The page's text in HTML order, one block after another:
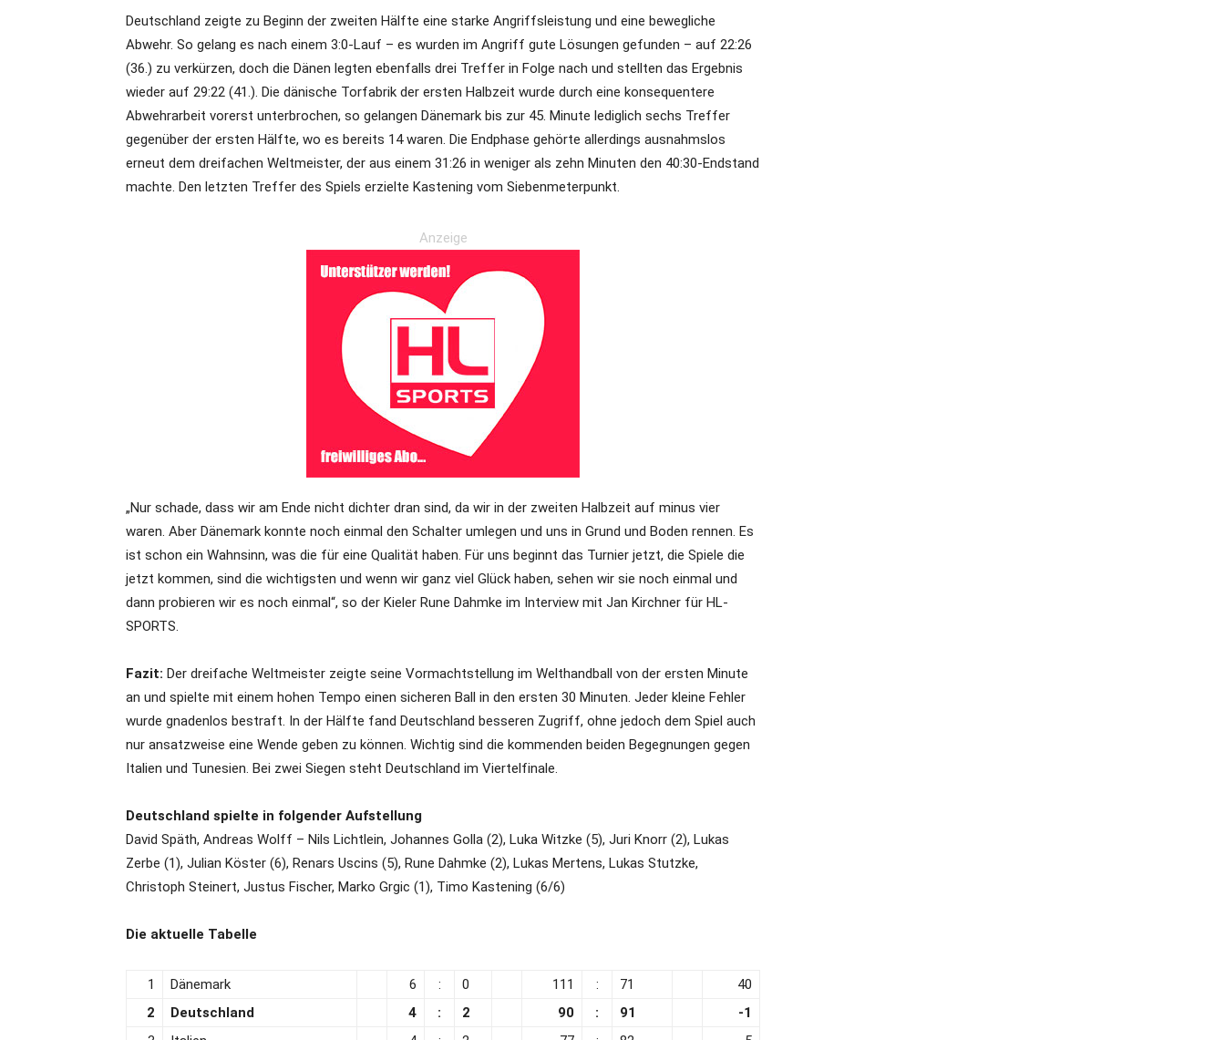
Deutschland zeigte zu Beginn der zweiten Hälfte eine starke Angriffsleistung und eine bewegliche
Abwehr. So gelang es nach einem 3:0-Lauf – es wurden im Angriff gute Lösungen gefunden – auf 22:26
(36.) zu verkürzen, doch die Dänen legten ebenfalls drei Treffer in Folge nach und stellten das Ergebnis
wieder auf 29:22 (41.). Die dänische Torfabrik der ersten Halbzeit wurde durch eine konsequentere
Abwehrarbeit vorerst unterbrochen, so gelangen Dänemark bis zur 45. Minute lediglich sechs Treffer
gegenüber der ersten Hälfte, wo es bereits 14 waren. Die Endphase gehörte allerdings ausnahmslos
erneut dem dreifachen Weltmeister, der aus einem 31:26 in weniger als zehn Minuten den 40:30-Endstand
machte. Den letzten Treffer des Spiels erzielte Kastening vom Siebenmeterpunkt.
Anzeige
„Nur schade, dass wir am Ende nicht dichter dran sind, da wir in der zweiten Halbzeit auf minus vier
waren. Aber Dänemark konnte noch einmal den Schalter umlegen und uns in Grund und Boden rennen. Es
ist schon ein Wahnsinn, was die für eine Qualität haben. Für uns beginnt das Turnier jetzt, die Spiele die
jetzt kommen, sind die wichtigsten und wenn wir ganz viel Glück haben, sehen wir sie noch einmal und
dann probieren wir es noch einmal“, so der Kieler Rune Dahmke im Interview mit Jan Kirchner für HL-
SPORTS.
Fazit: Der dreifache Weltmeister zeigte seine Vormachtstellung im Welthandball von der ersten Minute
an und spielte mit einem hohen Tempo einen sicheren Ball in den ersten 30 Minuten. Jeder kleine Fehler
wurde gnadenlos bestraft. In der Hälfte fand Deutschland besseren Zugriff, ohne jedoch dem Spiel auch
nur ansatzweise eine Wende geben zu können. Wichtig sind die kommenden beiden Begegnungen gegen
Italien und Tunesien. Bei zwei Siegen steht Deutschland im Viertelfinale.
Deutschland spielte in folgender Aufstellung
David Späth, Andreas Wolff – Nils Lichtlein, Johannes Golla (2), Luka Witzke (5), Juri Knorr (2), Lukas
Zerbe (1), Julian Köster (6), Renars Uscins (5), Rune Dahmke (2), Lukas Mertens, Lukas Stutzke,
Christoph Steinert, Justus Fischer, Marko Grgic (1), Timo Kastening (6/6)
Die aktuelle Tabelle
1 Dänemark 6 : 0 111 : 71
40
2
Deutschland 4 : 2 90 : 91
-1